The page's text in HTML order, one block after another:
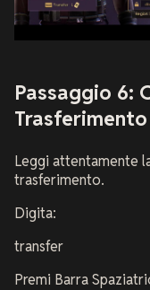
Passaggio 6:
Trasferimento
Leggi attentamente
trasferimento.
Digita:
transfer
Premi Barra